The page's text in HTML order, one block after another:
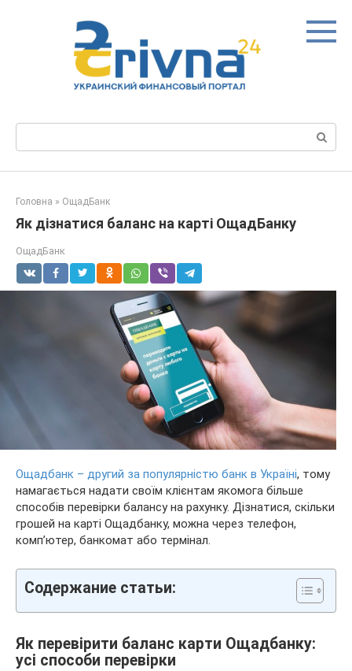
Пошук:
Головна » ОщадБанк
Як дізнатися баланс на карті ОщадБанку
ОщадБанк
Ощадбанк – другий за популярністю банк в Україні, тому
намагається надати своїм клієнтам якомога більше
способів перевірки балансу на рахунку. Дізнатися, скільки
грошей на карті Ощадбанку, можна через телефон,
комп’ютер, банкомат або термінал.
Содержание статьи:
Як перевірити баланс карти Ощадбанку:
усі способи перевірки